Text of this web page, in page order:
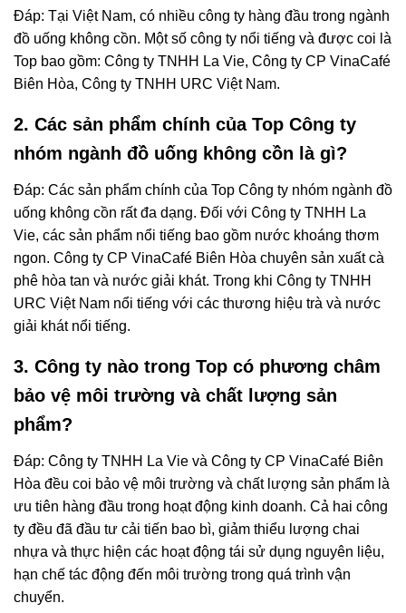
Đáp: Tại Việt Nam, có nhiều công ty hàng đầu trong ngành
đồ uống không cồn. Một số công ty nổi tiếng và được coi là
Top bao gồm: Công ty TNHH La Vie, Công ty CP VinaCafé
Biên Hòa, Công ty TNHH URC Việt Nam.
2. Các sản phẩm chính của Top Công ty
nhóm ngành đồ uống không cồn là gì?
Đáp: Các sản phẩm chính của Top Công ty nhóm ngành đồ
uống không cồn rất đa dạng. Đối với Công ty TNHH La
Vie, các sản phẩm nổi tiếng bao gồm nước khoáng thơm
ngon. Công ty CP VinaCafé Biên Hòa chuyên sản xuất cà
phê hòa tan và nước giải khát. Trong khi Công ty TNHH
URC Việt Nam nổi tiếng với các thương hiệu trà và nước
giải khát nổi tiếng.
3. Công ty nào trong Top có phương châm
bảo vệ môi trường và chất lượng sản
phẩm?
Đáp: Công ty TNHH La Vie và Công ty CP VinaCafé Biên
Hòa đều coi bảo vệ môi trường và chất lượng sản phẩm là
ưu tiên hàng đầu trong hoạt động kinh doanh. Cả hai công
ty đều đã đầu tư cải tiến bao bì, giảm thiểu lượng chai
nhựa và thực hiện các hoạt động tái sử dụng nguyên liệu,
hạn chế tác động đến môi trường trong quá trình vận
chuyển.